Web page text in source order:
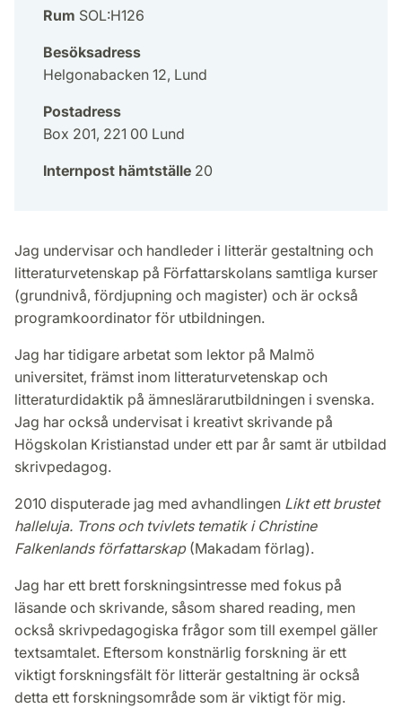
Rum SOL:H126
Besöksadress
Helgonabacken 12, Lund
Postadress
Box 201, 221 00 Lund
Internpost hämtställe 20
Jag undervisar och handleder i litterär gestaltning och
litteraturvetenskap på Författarskolans samtliga kurser
(grundnivå, fördjupning och magister) och är också
programkoordinator för utbildningen.
Jag har tidigare arbetat som lektor på Malmö
universitet, främst inom litteraturvetenskap och
litteraturdidaktik på ämneslärarutbildningen i svenska.
Jag har också undervisat i kreativt skrivande på
Högskolan Kristianstad under ett par år samt är utbildad
skrivpedagog.
2010 disputerade jag med avhandlingen Likt ett brustet
halleluja. Trons och tvivlets tematik i Christine
Falkenlands författarskap (Makadam förlag).
Jag har ett brett forskningsintresse med fokus på
läsande och skrivande, såsom shared reading, men
också skrivpedagogiska frågor som till exempel gäller
textsamtalet. Eftersom konstnärlig forskning är ett
viktigt forskningsfält för litterär gestaltning är också
detta ett forskningsområde som är viktigt för mig.